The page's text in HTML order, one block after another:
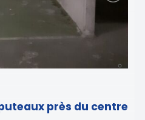
près du centre